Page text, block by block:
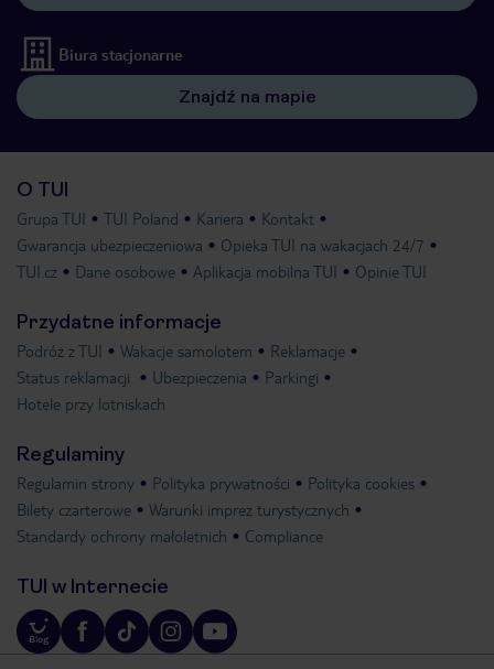
Biura stacjonarne
Znajdź na mapie
O TUI
Grupa TUI TUI Poland Kariera
Kontakt
Gwarancja ubezpieczeniowa
Opieka TUI na wakacjach 24/7
TUI.cz
Dane osobowe Aplikacja mobilna TUI Opinie TUI
Przydatne informacje
Podróż z TUI Wakacje samolotem
Reklamacje
Status reklamacji
Ubezpieczenia
Parkingi
Hotele przy lotniskach
Regulaminy
Regulamin strony Polityka prywatności
Polityka cookies
Bilety czarterowe
Warunki imprez turystycznych
Standardy ochrony małoletnich
Compliance
TUI w Internecie